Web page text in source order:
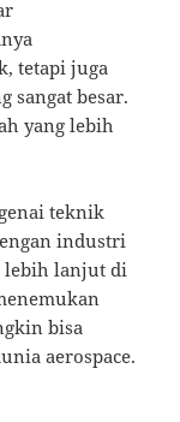
tetapi juga
sangat besar.
yang lebih
teknik
industri
lebih lanjut di
bisa
aerospace.